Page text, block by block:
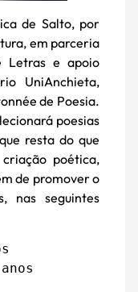
de Salto, por
em parceria
Letras e apoio
UniAnchieta,
de Poesia.
poesias
resta do que
poética,
de promover o
nas seguintes